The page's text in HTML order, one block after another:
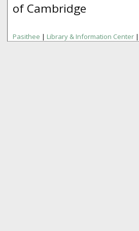
of Cambridge
Pasithee | Library & Information Center |